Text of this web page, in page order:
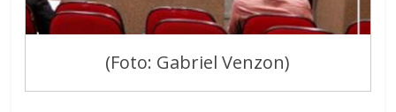
(Foto: Gabriel Venzon)